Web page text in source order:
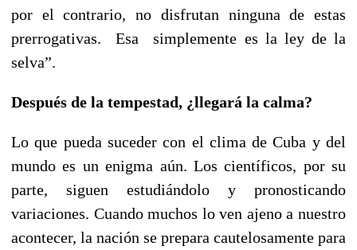
por el contrario, no disfrutan ninguna de estas
prerrogativas. Esa simplemente es la ley de la
selva”.
Después de la tempestad, ¿llegará la calma?
Lo que pueda suceder con el clima de Cuba y del
mundo es un enigma aún. Los científicos, por su
parte, siguen estudiándolo y pronosticando
variaciones. Cuando muchos lo ven ajeno a nuestro
acontecer, la nación se prepara cautelosamente para